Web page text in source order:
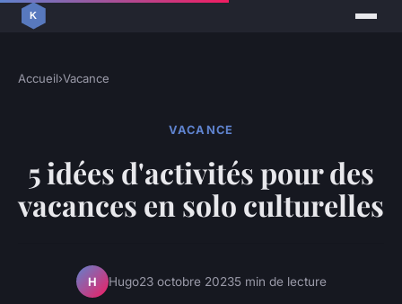
Accueil›Vacance
VACANCE
5 idées d'activités pour des
vacances en solo culturelles
H Hugo23 octobre 20235 min de lecture